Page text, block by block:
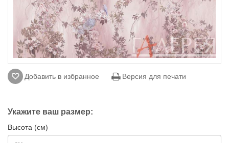
Добавить в избранное Версия для печати
Укажите ваш размер:
Высота (см)